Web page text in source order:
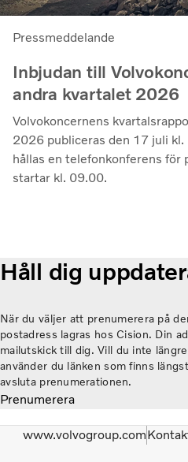
Pressmeddelande
Inbjudan till
andra kvartalet 2026
Volvokoncernens
2026 publiceras den 17 juli
hållas en telefonkonferens för
startar kl. 09.00.
Håll dig
När du väljer att prenumerera på
postadress lagras hos Cision. Din
mailutskick till dig. Vill du inte
använder du länken som finns
avsluta prenumerationen.
Prenumerera
www.volvogroup.com